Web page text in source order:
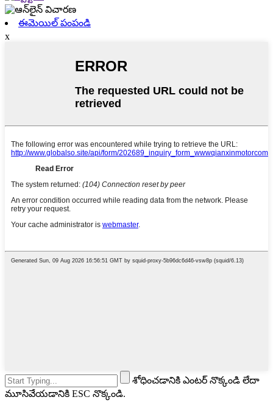
ఈమెయిల్ పంపండి
x
శోధించడానికి ఎంటర్ నొక్కండి లేదా
మూసివేయడానికి ESC నొక్కండి.